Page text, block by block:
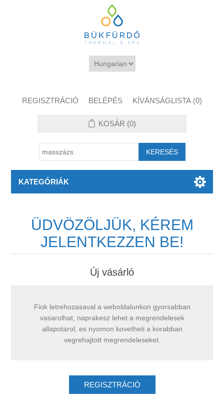
REGISZTRÁCIÓ BELÉPÉS KÍVÁNSÁGLISTA (0)
KOSÁR (0)
KATEGÓRIÁK
ÜDVÖZÖLJÜK, KÉREM
JELENTKEZZEN BE!
Új vásárló
Fiok letrehozasaval a weboldalunkon gyorsabban
vasarolhat, naprakesz lehet a megrendelesek
allapotarol, es nyomon kovetheti a korabban
vegrehajtott megrendeleseket.